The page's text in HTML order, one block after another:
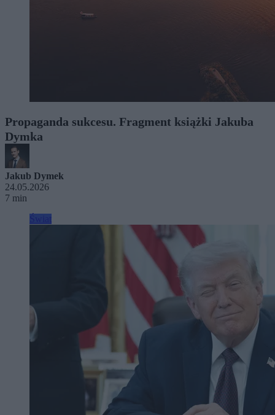
Propaganda sukcesu. Fragment książki Jakuba
Dymka
Jakub Dymek
24.05.2026
7 min